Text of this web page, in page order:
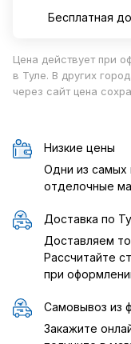
Бесплатная
Цена действует при
в Туле. В других
через сайт цена
Низкие цены
Одни из самых
отделочные
Доставка по
Доставляем
Рассчитайте
при
Самовывоз из
Закажите